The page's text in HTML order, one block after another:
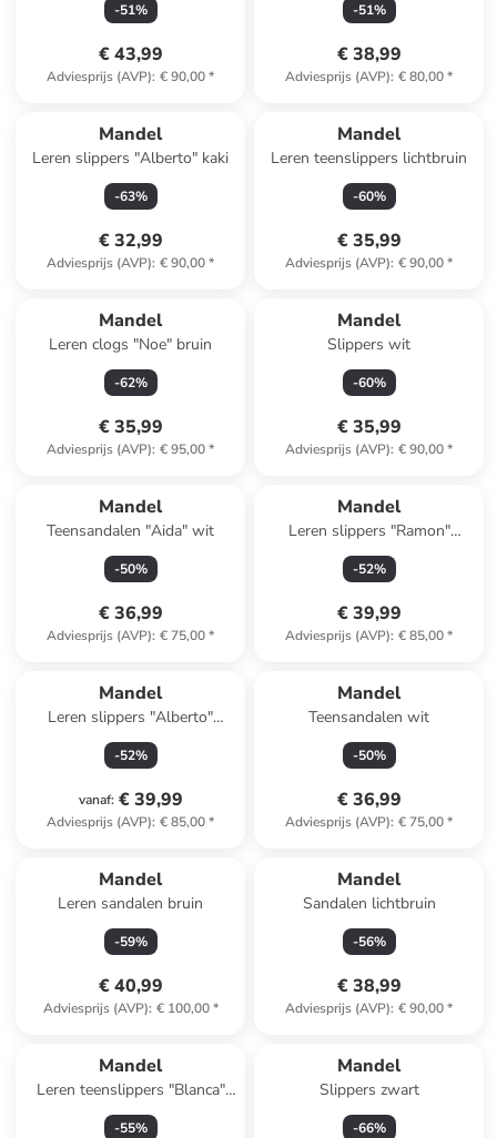
-51%
€ 43,99
Adviesprijs (AVP): € 90,00*
-51%
€ 38,99
Adviesprijs (AVP): € 80,00*
Mandel
Leren slippers "Alberto" kaki
-63%
€ 32,99
Adviesprijs (AVP): € 90,00*
Mandel
Leren teenslippers lichtbruin
-60%
€ 35,99
Adviesprijs (AVP): € 90,00*
Mandel
Leren clogs "Noe" bruin
-62%
€ 35,99
Adviesprijs (AVP): € 95,00*
Mandel
Slippers wit
-60%
€ 35,99
Adviesprijs (AVP): € 90,00*
Mandel
Teensandalen "Aida" wit
-50%
€ 36,99
Adviesprijs (AVP): € 75,00*
Mandel
Leren slippers "Ramon"
lichtbruin
-52%
€ 39,99
Adviesprijs (AVP): € 85,00*
Mandel
Leren slippers "Alberto"
antraciet
-52%
vanaf: € 39,99
Adviesprijs (AVP): € 85,00*
Mandel
Teensandalen wit
-50%
€ 36,99
Adviesprijs (AVP): € 75,00*
Mandel
Leren sandalen bruin
-59%
€ 40,99
Adviesprijs (AVP): € 100,00*
Mandel
Sandalen lichtbruin
-56%
€ 38,99
Adviesprijs (AVP): € 90,00*
Mandel
Leren teenslippers "Blanca"
kaki
-55%
Mandel
Slippers zwart
-66%